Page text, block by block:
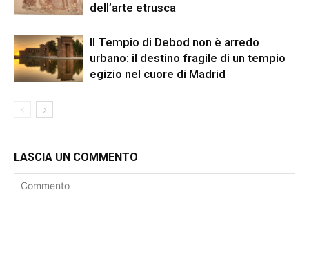
dell’arte etrusca
Il Tempio di Debod non è arredo
urbano: il destino fragile di un tempio
egizio nel cuore di Madrid
LASCIA UN COMMENTO